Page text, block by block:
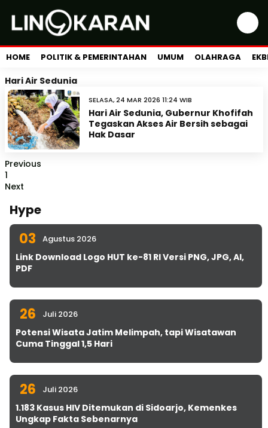
HOME POLITIK & PEMERINTAHAN UMUM OLAHRAGA
Hari Air Sedunia
SELASA, 24 MAR 2026 11:24 WIB
Hari Air Sedunia, Gubernur Khofifah
Tegaskan Akses Air Bersih sebagai
Hak Dasar
Previous
1
Next
Hype
03 Agustus 2026
Link Download Logo HUT ke-81 RI Versi PNG, JPG, AI,
PDF
26 Juli 2026
Potensi Wisata Jatim Melimpah, tapi Wisatawan
Cuma Tinggal 1,5 Hari
26 Juli 2026
1.183 Kasus HIV Ditemukan di Sidoarjo, Kemenkes
Ungkap Fakta Sebenarnya